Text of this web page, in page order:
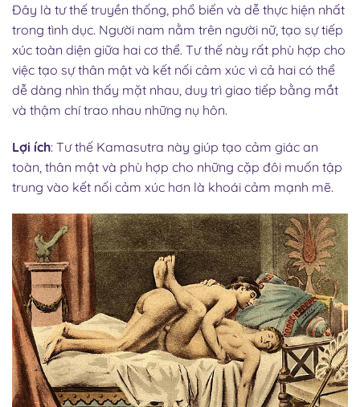
Đây là tư thế truyền thống, phổ biến và dễ thực hiện nhất
trong tình dục. Người nam nằm trên người nữ, tạo sự tiếp
xúc toàn diện giữa hai cơ thể. Tư thế này rất phù hợp cho
việc tạo sự thân mật và kết nối cảm xúc vì cả hai có thể
dễ dàng nhìn thấy mặt nhau, duy trì giao tiếp bằng mắt
và thậm chí trao nhau những nụ hôn.
Lợi ích: Tư thế Kamasutra này giúp tạo cảm giác an
toàn, thân mật và phù hợp cho những cặp đôi muốn tập
trung vào kết nối cảm xúc hơn là khoái cảm mạnh mẽ.